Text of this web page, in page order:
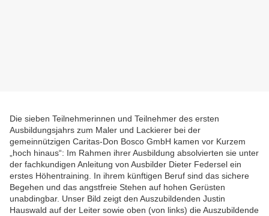
Die sieben Teilnehmerinnen und Teilnehmer des ersten
Ausbildungsjahrs zum Maler und Lackierer bei der
gemeinnützigen Caritas-Don Bosco GmbH kamen vor Kurzem
„hoch hinaus“: Im Rahmen ihrer Ausbildung absolvierten sie unter
der fachkundigen Anleitung von Ausbilder Dieter Federsel ein
erstes Höhentraining. In ihrem künftigen Beruf sind das sichere
Begehen und das angstfreie Stehen auf hohen Gerüsten
unabdingbar. Unser Bild zeigt den Auszubildenden Justin
Hauswald auf der Leiter sowie oben (von links) die Auszubildende